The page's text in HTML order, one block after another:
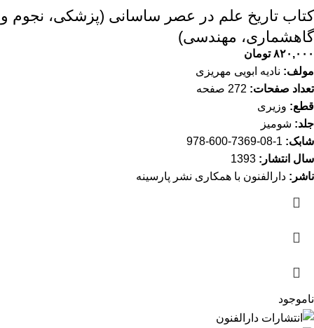
کتاب تاریخ علم در عصر ساسانی (پزشکی، نجوم و
گاهشماری، مهندسی)
۸۲۰,۰۰۰ تومان
مولف: نادیه ابویی مهریزی
تعداد صفحات:
قطع: وزیری
جلد: شومیز
شابک:
سال انتشار:
ناشر: دارالفنون با همکاری نشر پارسینه
ناموجود